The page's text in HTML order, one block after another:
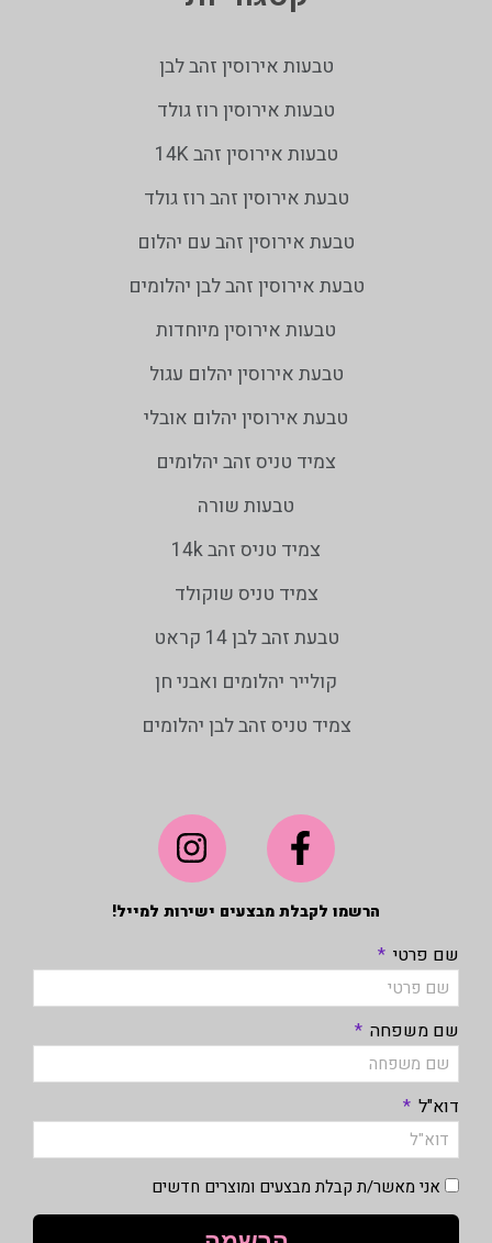
הרשמו לקבלת מבצעים ישירות למייל!
שם פרטי
שם משפחה
דוא"ל
אני מאשר/ת קבלת מבצעים ומוצרים חדשים
טבעות אירוסין זהב לבן
טבעות אירוסין רוז גולד
טבעות אירוסין זהב 14K
טבעת אירוסין זהב רוז גולד
טבעת אירוסין זהב עם יהלום
טבעת אירוסין זהב לבן יהלומים
טבעות אירוסין מיוחדות
טבעת אירוסין יהלום עגול
טבעת אירוסין יהלום אובלי
צמיד טניס זהב יהלומים
טבעות שורה
צמיד טניס זהב 14k
צמיד טניס שוקולד
טבעת זהב לבן 14 קראט
קולייר יהלומים ואבני חן
צמיד טניס זהב לבן יהלומים